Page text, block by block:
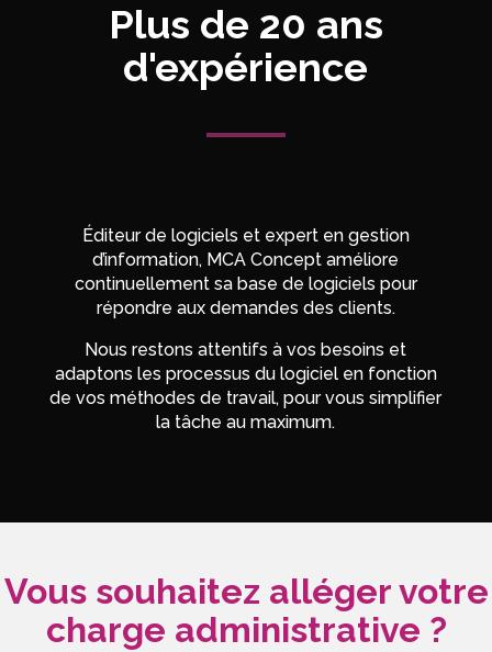
Plus de 20 ans
d'expérience
Éditeur de logiciels et expert en gestion
d’information, MCA Concept améliore
continuellement sa base de logiciels pour
répondre aux demandes des clients.
Nous restons attentifs à vos besoins et
adaptons les processus du logiciel en fonction
de vos méthodes de travail, pour vous simplifier
la tâche au maximum.
Vous souhaitez alléger votre
charge administrative ?